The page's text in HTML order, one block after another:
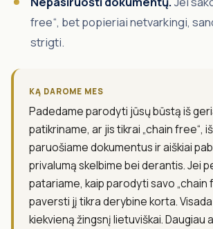
free“, bet popieriai netvarkingi,
strigti.
KĄ DAROME MES
Padedame parodyti jūsų būstą iš
patikriname, ar jis tikrai „chain free“,
paruošiame dokumentus ir aiškiai
privalumą skelbime bei derantis. Jei
patariame, kaip parodyti savo „chain
paversti jį tikra derybine korta.
kiekvieną žingsnį lietuviškai. Daugiau